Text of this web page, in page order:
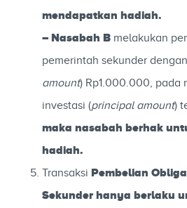
mendapatkan hadiah.
– Nasabah B melakukan
pemerintah sekunder
amount) Rp1.000.000, pada
investasi (principal amount)
maka nasabah berhak
hadiah.
Transaksi Pembelian
Sekunder hanya berlaku